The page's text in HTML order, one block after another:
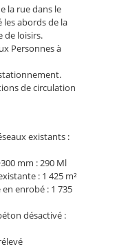
la rue dans le
abords de la
de loisirs.
Personnes à
de circulation
existants :
mm : 290 Ml
: 1 425 m²
enrobé : 1 735
désactivé :